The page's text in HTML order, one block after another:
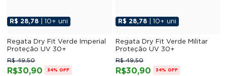
R$ 28,78 | 10+ uni
Regata Dry Fit Verde Imperial
Proteção UV 30+
R$30,90
R$ 49,50
34% OFF
R$ 28,78 | 10+ uni
Regata Dry Fit Verde Militar
Proteção UV 30+
R$30,90
R$ 49,50
34% OFF